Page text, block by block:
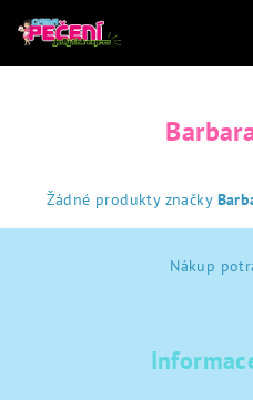
Žádné produkty značky
Nákup